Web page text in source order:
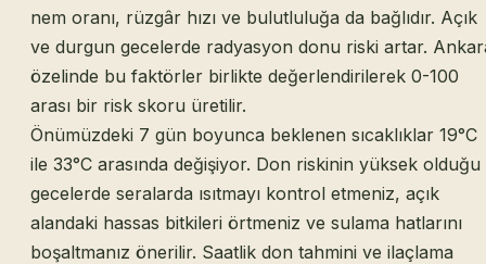
nem oranı, rüzgâr hızı ve bulutluluğa da bağlıdır. Açık
ve durgun gecelerde radyasyon donu riski artar.
özelinde bu faktörler birlikte değerlendirilerek 0-100
arası bir risk skoru üretilir.
Önümüzdeki 7 gün boyunca beklenen sıcaklıklar 19°C
ile 33°C arasında değişiyor. Don riskinin yüksek olduğu
gecelerde seralarda ısıtmayı kontrol etmeniz, açık
alandaki hassas bitkileri örtmeniz ve sulama hatlarını
boşaltmanız önerilir. Saatlik don tahmini ve ilaçlama